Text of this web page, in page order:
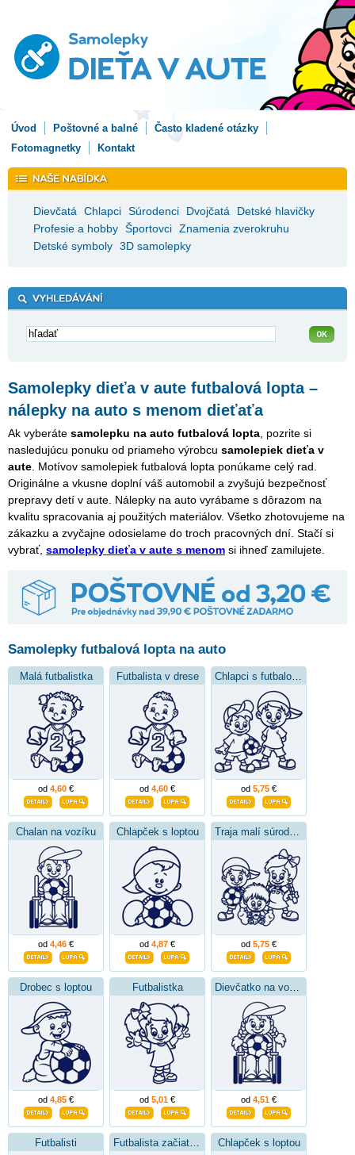
Úvod Poštovné a balné
Často kladené otázky
Fotomagnetky
Kontakt
Dievčatá Chlapci Súrodenci Dvojčatá
Detské hlavičky
Profesie a hobby Športovci Znamenia zverokruhu
Detské symboly 3D samolepky
Samolepky dieťa v aute futbalová lopta –
nálepky na auto s menom dieťaťa
Ak vyberáte samolepku na auto futbalová lopta , pozrite si
nasledujúcu ponuku od priameho výrobcu samolepiek dieťa v
aute . Motívov samolepiek futbalová lopta ponúkame celý rad.
Originálne a vkusne doplní váš automobil a zvyšujú bezpečnosť
prepravy detí v aute. Nálepky na auto vyrábame s dôrazom na
kvalitu spracovania aj použitých materiálov. Všetko zhotovujeme na
zákazku a zvyčajne odosielame do troch pracovných dní. Stačí si
vybrať, samolepky dieťa v aute s menom si ihneď zamilujete.
Samolepky futbalová lopta na auto
Malá futbalistka
od 4,60 €
Futbalista v drese
od 4,60 € od 5,75 €
Chalan na vozíku
od 4,46 €
Chlapček s loptou
od 4,87 € od 5,75 €
Drobec s loptou
od 4,85 €
Futbalistka
od 5,01 € od 4,51 €
Futbalisti Chlapček s loptou